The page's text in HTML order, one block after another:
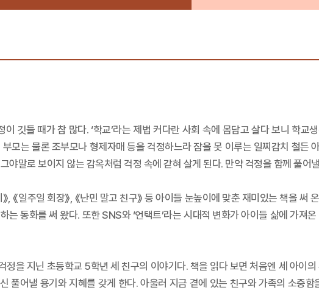
깃들 때가 참 많다. ‘학교’라는 제법 커다란 사회 속에 몸담고 살다 보니 학
모는 물론 조부모나 형제자매 등을 걱정하느라 잠을 못 이루는 일찌감치 철든
야말로 보이지 않는 감옥처럼 걱정 속에 갇혀 살게 된다. 만약 걱정을 함께 풀어
, 《일주일 회장》, 《난민 말고 친구》 등 아이들 눈높이에 맞춘 재미있는 책을
는 동화를 써 왔다. 또한 SNS와 ‘언택트’라는 시대적 변화가 아이들 삶에 가져
정을 지닌 초등학교 5학년 세 친구의 이야기다. 책을 읽다 보면 처음엔 세 아이
풀어낼 용기와 지혜를 갖게 한다. 아울러 지금 곁에 있는 친구와 가족의 소중